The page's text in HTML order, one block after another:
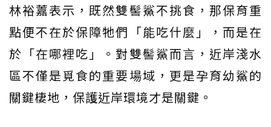
林裕䕒表示，既然雙髻鯊不挑食，那保育重
點便不在於保障牠們「能吃什麼」，而是在
於「在哪裡吃」。對雙髻鯊而言，近岸淺水
區不僅是覓食的重要場域，更是孕育幼鯊的
關鍵棲地，保護近岸環境才是關鍵。